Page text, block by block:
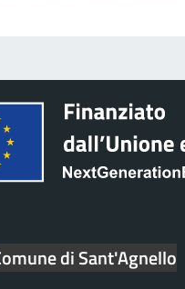
di Sant'Agnello